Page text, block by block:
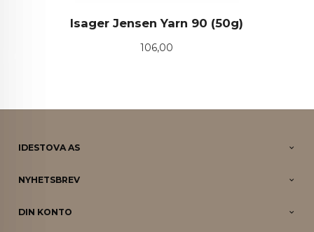
Isager Jensen Yarn 90 (50g)
Pris
106,00
IDESTOVA AS
NYHETSBREV
DIN KONTO